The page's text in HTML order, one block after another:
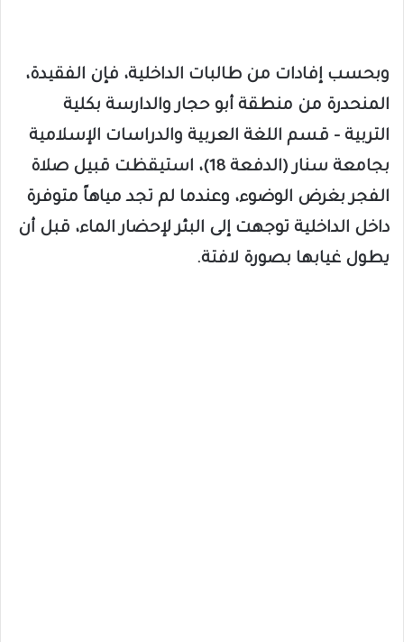
وبحسب إفادات من طالبات الداخلية، فإن الفقيدة،
المنحدرة من منطقة أبو حجار والدارسة بكلية
التربية – قسم اللغة العربية والدراسات الإسلامية
بجامعة سنار (الدفعة 18)، استيقظت قبيل صلاة
الفجر بغرض الوضوء، وعندما لم تجد مياهاً متوفرة
داخل الداخلية توجهت إلى البئر لإحضار الماء، قبل أن
يطول غيابها بصورة لافتة.